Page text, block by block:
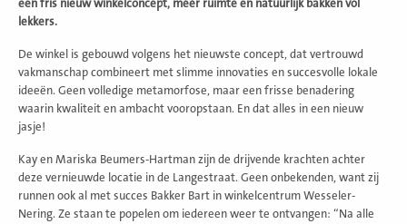
een fris nieuw winkelconcept, méér ruimte en natuurlijk bakken vol
lekkers.
De winkel is gebouwd volgens het nieuwste concept, dat vertrouwd
vakmanschap combineert met slimme innovaties en succesvolle lokale
ideeën. Geen volledige metamorfose, maar een frisse benadering
waarin kwaliteit en ambacht vooropstaan. En dat alles in een nieuw
jasje!
Kay en Mariska Beumers-Hartman zijn de drijvende krachten achter
deze vernieuwde locatie in de Langestraat. Geen onbekenden, want zij
runnen ook al met succes Bakker Bart in winkelcentrum Wesseler-
Nering. Ze staan te popelen om iedereen weer te ontvangen: “Na alle